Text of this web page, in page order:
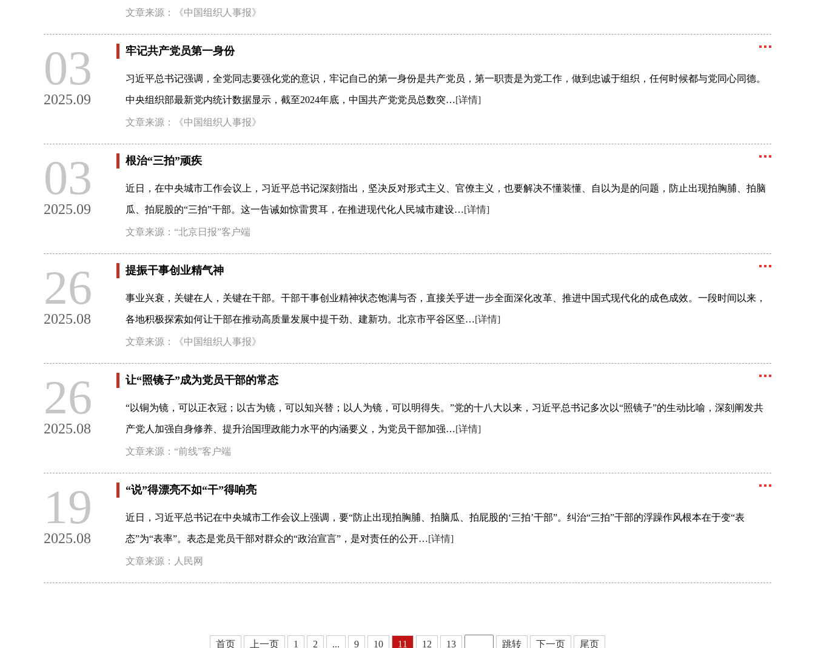
文章来源：《中国组织人事报》
03
2025.09
牢记共产党员第一身份
习近平总书记强调，全党同志要强化党的意识，牢记自己的第一身份是共产党员，第一职责是为党工作，做到忠诚于组织，任何时候都与党同心同德。
中央组织部最新党内统计数据显示，截至2024年底，中国共产党党员总数突…[详情]
文章来源：《中国组织人事报》
03
2025.09
根治“三拍”顽疾
近日，在中央城市工作会议上，习近平总书记深刻指出，坚决反对形式主义、官僚主义，也要解决不懂装懂、自以为是的问题，防止出现拍胸脯、拍脑
瓜、拍屁股的“三拍”干部。这一告诫如惊雷贯耳，在推进现代化人民城市建设…[详情]
文章来源：“北京日报”客户端
26
2025.08
提振干事创业精气神
事业兴衰，关键在人，关键在干部。干部干事创业精神状态饱满与否，直接关乎进一步全面深化改革、推进中国式现代化的成色成效。一段时间以来，
各地积极探索如何让干部在推动高质量发展中提干劲、建新功。北京市平谷区坚…[详情]
文章来源：《中国组织人事报》
26
2025.08
让“照镜子”成为党员干部的常态
“以铜为镜，可以正衣冠；以古为镜，可以知兴替；以人为镜，可以明得失。”党的十八大以来，习近平总书记多次以“照镜子”的生动比喻，深刻阐发共
产党人加强自身修养、提升治国理政能力水平的内涵要义，为党员干部加强…[详情]
文章来源：“前线”客户端
19
2025.08
“说”得漂亮不如“干”得响亮
近日，习近平总书记在中央城市工作会议上强调，要“防止出现拍胸脯、拍脑瓜、拍屁股的‘三拍’干部”。纠治“三拍”干部的浮躁作风根本在于变“表
态”为“表率”。表态是党员干部对群众的“政治宣言”，是对责任的公开…[详情]
文章来源：人民网
首页 上一页 1 2 ... 9 10 11 12 13 跳转 下一页 尾页